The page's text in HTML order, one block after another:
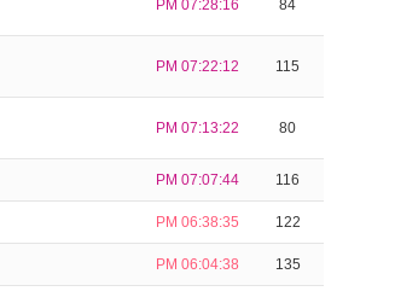
PM 07:28:16 84
PM 07:22:12 115
PM 07:13:22 80
PM 07:07:44 116
PM 06:38:35 122
PM 06:04:38 135